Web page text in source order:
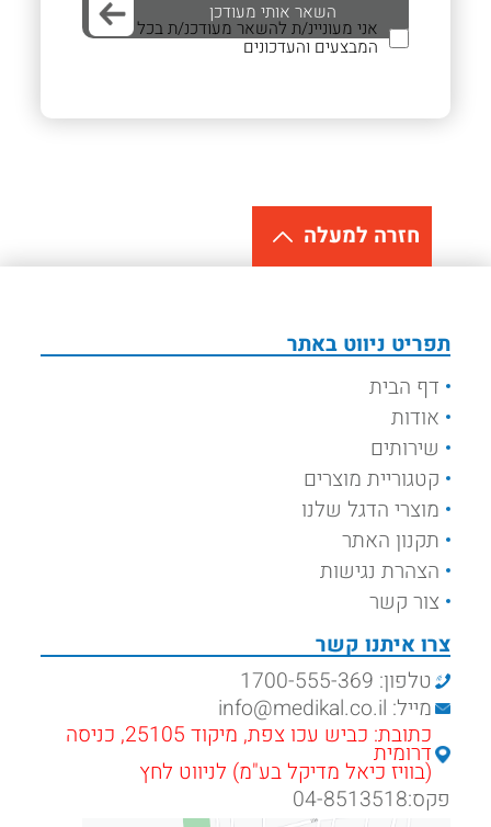
אני מעוניינ/ת להשאר מעודכנ/ת בכל
המבצעים והעדכונים
חזרה למעלה
תפריט ניווט באתר
דף הבית
אודות
שירותים
קטגוריית מוצרים
מוצרי הדגל שלנו
תקנון האתר
הצהרת נגישות
צור קשר
צרו איתנו קשר
טלפון: 1700-555-369
מייל: info@medikal.co.il
כתובת: כביש עכו צפת, מיקוד 25105, כניסה
דרומית
(בוויז כיאל מדיקל בע"מ) לניווט לחץ
פקס:04-8513518